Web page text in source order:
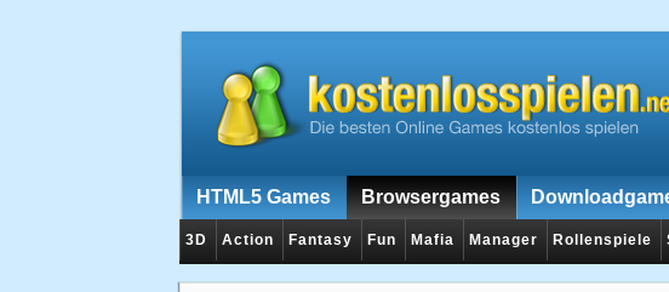
HTML5 Games Browsergames
3D Action Fantasy Fun Mafia Manager Rollenspiele